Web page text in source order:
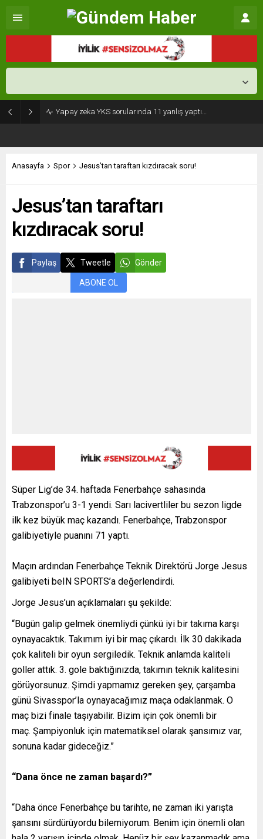
Yapay zeka YKS sorularında 11 yanlış yaptı…
Anasayfa Spor Jesus’tan taraftarı kızdıracak soru!
Jesus’tan taraftarı
kızdıracak soru!
Paylaş Tweetle Gönder
ABONE OL
Süper Lig’de 34. haftada Fenerbahçe sahasında
Trabzonspor’u 3-1 yendi. Sarı lacivertliler bu sezon ligde
ilk kez büyük maç kazandı. Fenerbahçe, Trabzonspor
galibiyetiyle puanını 71 yaptı.
Maçın ardından Fenerbahçe Teknik Direktörü Jorge Jesus
galibiyeti beIN SPORTS’a değerlendirdi.
Jorge Jesus’un açıklamaları şu şekilde:
“Bugün galip gelmek önemliydi çünkü iyi bir takıma karşı
oynayacaktık. Takımım iyi bir maç çıkardı. İlk 30 dakikada
çok kaliteli bir oyun sergiledik. Teknik anlamda kaliteli
goller attık. 3. gole baktığınızda, takımın teknik kalitesini
görüyorsunuz. Şimdi yapmamız gereken şey, çarşamba
günü Sivasspor’la oynayacağımız maça odaklanmak. O
maç bizi finale taşıyabilir. Bizim için çok önemli bir
maç. Şampiyonluk için matematiksel olarak şansımız var,
sonuna kadar gideceğiz.”
“Dana önce ne zaman başardı?”
“Daha önce Fenerbahçe bu tarihte, ne zaman iki yarışta
şansını sürdürüyordu bilemiyorum. Benim için önemli olan